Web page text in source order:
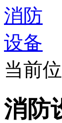
当前
消防